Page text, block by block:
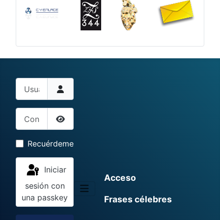
Usuario
Mostrar contraseña
Recuérdeme
sesión con
una passkey
Acceso
Frases célebres